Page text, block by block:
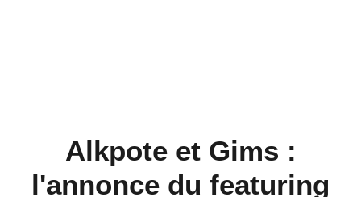
Alkpote et Gims :
l'annonce du featuring